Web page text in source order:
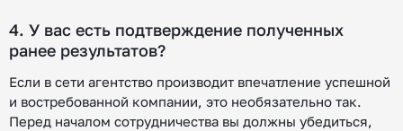
4. У вас есть подтверждение полученных
ранее результатов?
Если в сети агентство производит впечатление успешной
и востребованной компании, это необязательно так.
Перед началом сотрудничества вы должны убедиться,